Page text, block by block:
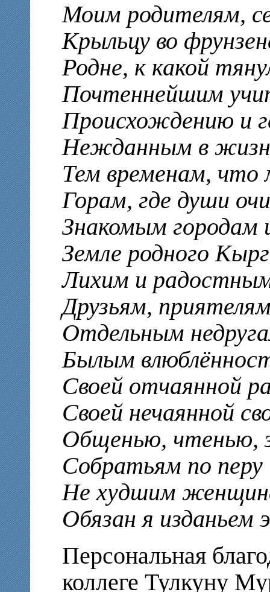
Моим родителям,
Крыльцу во
Родне, к какой
Почтеннейшим
Происхождению и
Нежданным в
Тем временам, что
Горам, где души
Знакомым городам
Земле родного
Лихим и
Друзьям,
Отдельным
Былым
Своей отчаянной
Своей нечаянной
Общенью, чтенью,
Собратьям по перу
Не худшим
Обязан я изданьем
Персональная
коллеге Тулкуну